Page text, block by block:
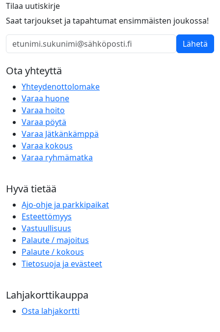
Tilaa uutiskirje
Saat tarjoukset ja tapahtumat ensimmäisten joukossa!
Lähetä
Ota yhteyttä
Yhteydenottolomake
Varaa huone
Varaa hoito
Varaa pöytä
Varaa Jätkänkämppä
Varaa kokous
Varaa ryhmämatka
Hyvä tietää
Ajo-ohje ja parkkipaikat
Esteettömyys
Vastuullisuus
Palaute / majoitus
Palaute / kokous
Tietosuoja ja evästeet
Lahjakorttikauppa
Osta lahjakortti